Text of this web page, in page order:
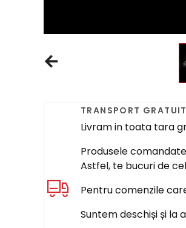
TRANSPORT GRATUIT
Livram in toata tara
Produsele
Astfel, te bucuri de
Pentru comenzile
Suntem deschiși și